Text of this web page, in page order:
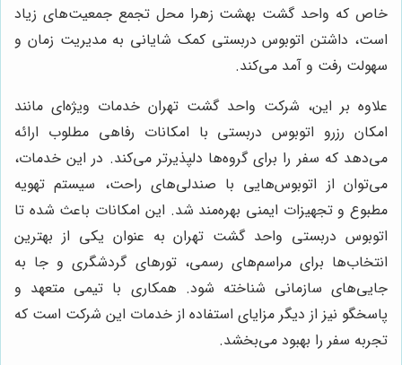
خاص که واحد گشت بهشت زهرا محل تجمع جمعیت‌های زیاد
است، داشتن اتوبوس دربستی کمک شایانی به مدیریت زمان و
سهولت رفت و آمد می‌کند.
علاوه بر این، شرکت واحد گشت تهران خدمات ویژه‌ای مانند
امکان رزرو اتوبوس دربستی با امکانات رفاهی مطلوب ارائه
می‌دهد که سفر را برای گروه‌ها دلپذیرتر می‌کند. در این خدمات،
می‌توان از اتوبوس‌هایی با صندلی‌های راحت، سیستم تهویه
مطبوع و تجهیزات ایمنی بهره‌مند شد. این امکانات باعث شده تا
اتوبوس دربستی واحد گشت تهران به عنوان یکی از بهترین
انتخاب‌ها برای مراسم‌های رسمی، تورهای گردشگری و جا به
جایی‌های سازمانی شناخته شود. همکاری با تیمی متعهد و
پاسخگو نیز از دیگر مزایای استفاده از خدمات این شرکت است که
تجربه سفر را بهبود می‌بخشد.